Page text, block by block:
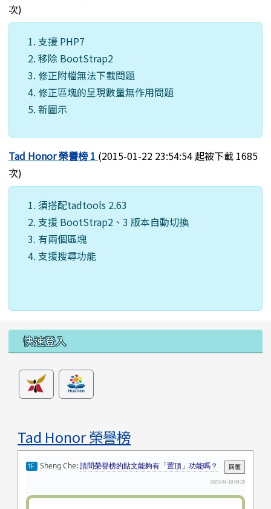
次)
支援 PHP7
移除 BootStrap2
修正附檔無法下載問題
修正區塊的呈現數量無作用問題
新圖示
Tad Honor 榮譽榜 1 (2015-01-22 23:54:54 起被下載 1685
次)
須搭配tadtools 2.63
支援 BootStrap2、3 版本自動切換
有兩個區塊
支援搜尋功能
左邊區域內容
快速登入
Tad Honor 榮譽榜